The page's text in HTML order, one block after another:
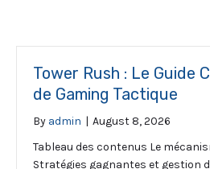
Tower Rush : Le Guide
de Gaming Tactique
By admin | August 8, 2026
Tableau des contenus Le
Stratégies gagnantes et gestion